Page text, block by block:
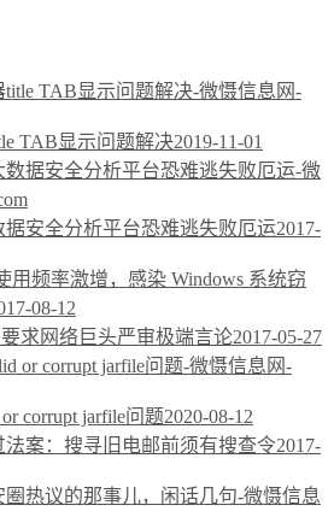
TAB显示问题解决2019-11-01
据安全分析平台恐难逃失败厄运2017-
用频率激增，感染 Windows 系统窃
08-12
求网络巨头严审极端言论2017-05-27
corrupt jarfile问题2020-08-12
法案：搜寻旧电邮前须有搜查令2017-